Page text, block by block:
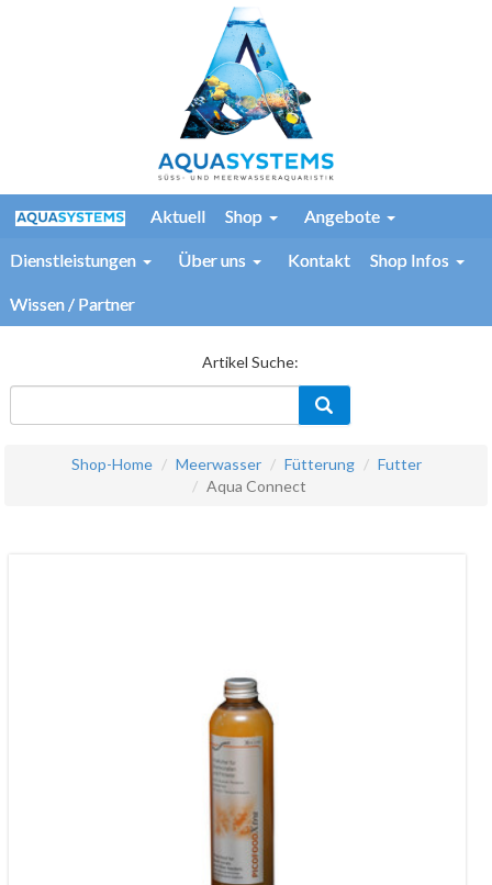
Aktuell Shop Angebote
Dienstleistungen Über uns Kontakt Shop Infos
Wissen / Partner
Artikel Suche:
Shop-Home Meerwasser Fütterung
Futter
Aqua Connect